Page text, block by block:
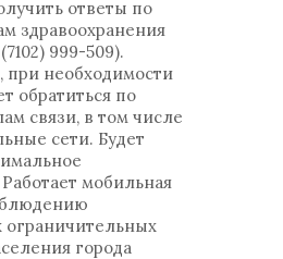
ответы по
здравоохранения
999-509).
при необходимости
обратиться по
связи, в том числе
сети. Будет
мобильная
ограничительных
города